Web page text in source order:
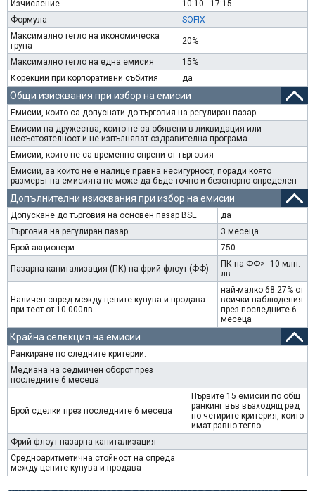
Изчисление
10:10 - 17:15
Формула
SOFIX
Максимално тегло на икономическа
група
20%
Максимално тегло на една емисия
15%
Корекции при корпоративни събития
да
Общи изисквания при избор на емисии
Емисии, които са допуснати до търговия на регулиран пазар
Емисии на дружества, които не са обявени в ликвидация или
несъстоятелност и не изпълняват оздравителна програма
Емисии, които не са временно спрени от търговия
Емисии, за които не е налице правна несигурност, поради която
размерът на емисията не може да бъде точно и безспорно определен
Допълнителни изисквания при избор на емисии
Допускане до търговия на основен пазар BSE
да
Търговия на регулиран пазар
3 месеца
Брой акционери
750
Пазарна капитализация (ПК) на фрий-флоут (ФФ)
ПК на ФФ>=10 млн.
лв
Наличен спред между цените купува и продава
при тест от 10 000лв
най-малко 68.27% от
всички наблюдения
през последните 6
месеца
Крайна селекция на емисии
Ранкиране по следните критерии:
Медиана на седмичен оборот през
последните 6 месеца
Брой сделки през последните 6 месеца
Първите 15 емисии по общ
ранкинг във възходящ ред
по четирите критерия, които
имат равно тегло
Фрий-флоут пазарна капитализация
Средноаритметична стойност на спреда
между цените купува и продава